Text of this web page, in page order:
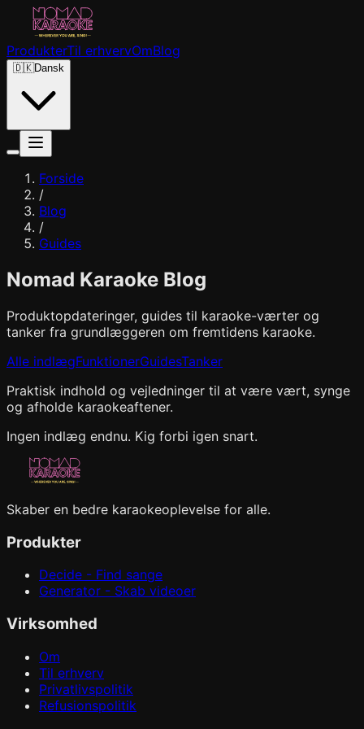
ProdukterTil erhvervOmBlog
🇩🇰Dansk
Forside
/
Blog
/
Guides
Nomad Karaoke Blog
Produktopdateringer, guides til karaoke-værter og
tanker fra grundlæggeren om fremtidens karaoke.
Alle indlægFunktionerGuidesTanker
Praktisk indhold og vejledninger til at være vært, synge
og afholde karaokeaftener.
Ingen indlæg endnu. Kig forbi igen snart.
Skaber en bedre karaokeoplevelse for alle.
Produkter
Decide - Find sange
Generator - Skab videoer
Virksomhed
Om
Til erhverv
Privatlivspolitik
Refusionspolitik